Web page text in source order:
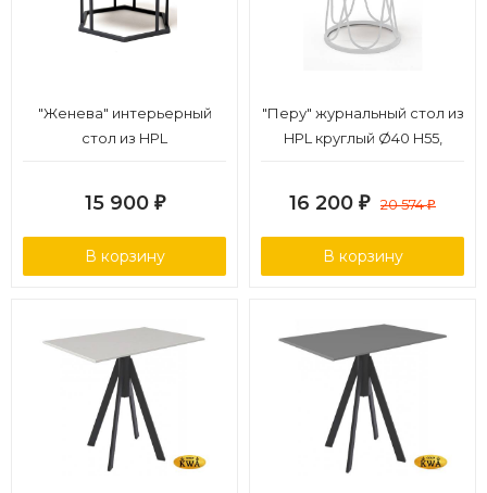
"Женева" интерьерный
стол из HPL
15 900 ₽
В корзину
"Перу" журнальный стол из
HPL круглый Ø40 H55,
столешницы "молочный"
16 200 ₽ 20 574₽
В корзину